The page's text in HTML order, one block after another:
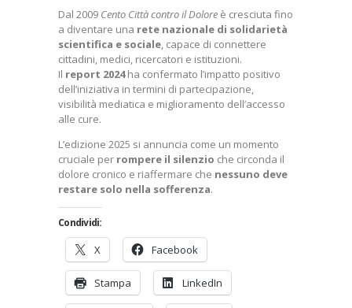
Dal 2009 Cento Città contro il Dolore è cresciuta fino
a diventare una rete nazionale di solidarietà
scientifica e sociale, capace di connettere
cittadini, medici, ricercatori e istituzioni.
Il report 2024ha confermato l’impatto positivo
dell’iniziativa in termini di partecipazione,
visibilità mediatica e miglioramento dell’accesso
alle cure.
L’edizione 2025 si annuncia come un momento
cruciale per rompere il silenzio che circonda il
dolore cronico e riaffermare che nessuno deve
restare solo nella sofferenza.
Condividi:
X Facebook
Stampa LinkedIn